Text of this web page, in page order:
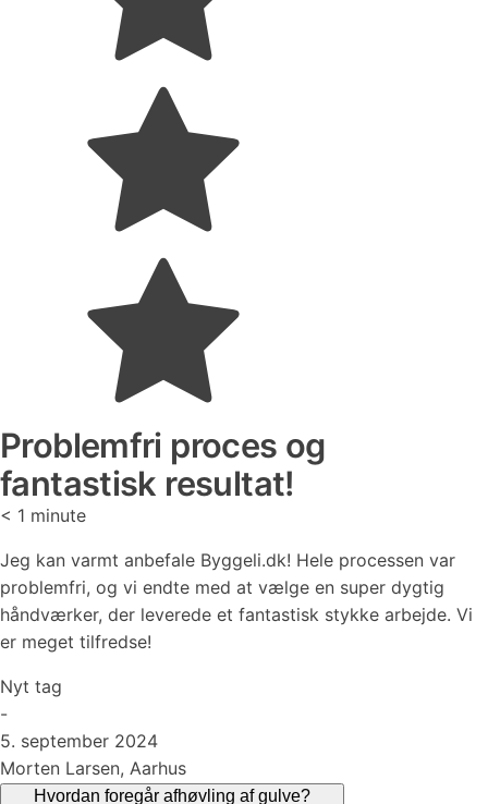
Problemfri proces og
fantastisk resultat!
< 1 minute
Jeg kan varmt anbefale Byggeli.dk! Hele processen var
problemfri, og vi endte med at vælge en super dygtig
håndværker, der leverede et fantastisk stykke arbejde. Vi
er meget tilfredse!
Nyt tag
-
5. september 2024
Morten Larsen, Aarhus
Hvordan foregår afhøvling af gulve?